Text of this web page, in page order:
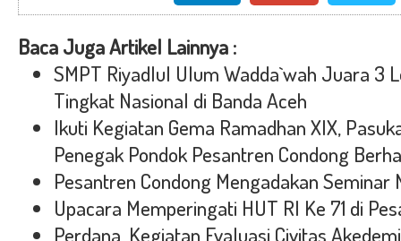
Baca Juga Artikel Lainnya :
SMPT Riyadlul Ulum Wadda`wah Juara 3
Tingkat Nasional di Banda Aceh
Ikuti Kegiatan Gema Ramadhan XIX,
Penegak Pondok Pesantren Condong
Pesantren Condong Mengadakan Seminar
Upacara Memperingati HUT RI Ke 71 di
Perdana, Kegiatan Evaluasi Civitas